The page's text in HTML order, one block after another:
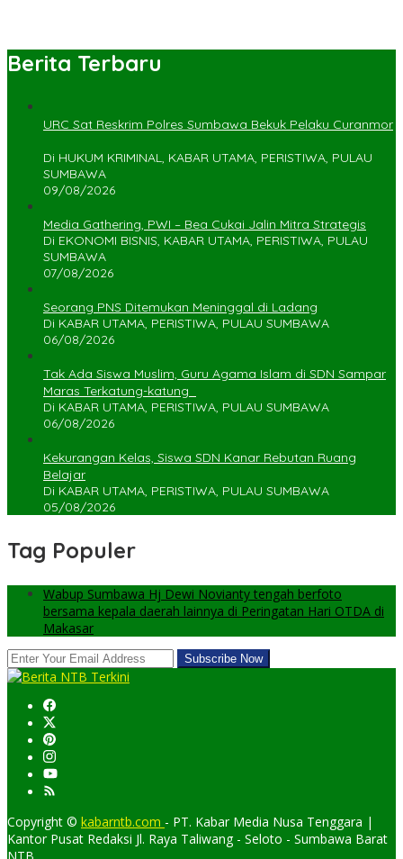
Berita Terbaru
URC Sat Reskrim Polres Sumbawa Bekuk Pelaku Curanmor
Di HUKUM KRIMINAL, KABAR UTAMA, PERISTIWA, PULAU
SUMBAWA
09/08/2026
Media Gathering, PWI – Bea Cukai Jalin Mitra Strategis
Di EKONOMI BISNIS, KABAR UTAMA, PERISTIWA, PULAU
SUMBAWA
07/08/2026
Seorang PNS Ditemukan Meninggal di Ladang
Di KABAR UTAMA, PERISTIWA, PULAU SUMBAWA
06/08/2026
Tak Ada Siswa Muslim, Guru Agama Islam di SDN Sampar
Maras Terkatung-katung ‎
Di KABAR UTAMA, PERISTIWA, PULAU SUMBAWA
06/08/2026
Kekurangan Kelas, Siswa SDN Kanar Rebutan Ruang
Belajar
Di KABAR UTAMA, PERISTIWA, PULAU SUMBAWA
05/08/2026
Tag Populer
Wabup Sumbawa Hj Dewi Novianty tengah berfoto
bersama kepala daerah lainnya di Peringatan Hari OTDA di
Makasar
Copyright © kabarntb.com - PT. Kabar Media Nusa Tenggara |
Kantor Pusat Redaksi Jl. Raya Taliwang - Seloto - Sumbawa Barat